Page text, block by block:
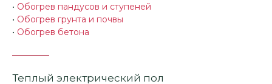
• Обогрев пандусов и ступеней
• Обогрев грунта и почвы
• Обогрев бетона
Теплый электрический пол